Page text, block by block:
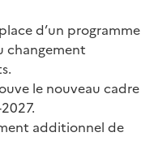
d’un programme
changement
le nouveau cadre
additionnel de